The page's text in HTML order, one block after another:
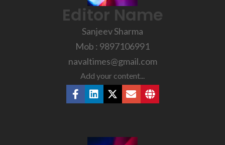
Editor Name
Sanjeev Sharma
Mob : 9897106991
navaltimes@gmail.com
Add your content...